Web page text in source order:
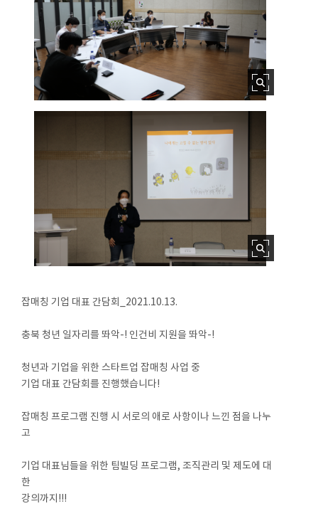
잡매칭 기업 대표 간담회_2021.10.13.
충북 청년 일자리를 똬악-! 인건비 지원을 똬악-!
청년과 기업을 위한 스타트업 잡매칭 사업 중
기업 대표 간담회를 진행했습니다!
잡매칭 프로그램 진행 시 서로의 애로 사항이나 느낀 점을 나누
고
기업 대표님들을 위한 팀빌딩 프로그램, 조직관리 및 제도에 대
한
강의까지!!!